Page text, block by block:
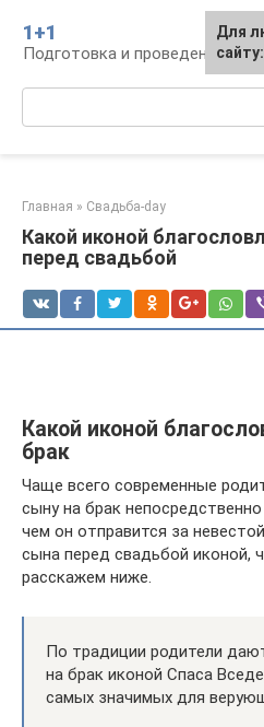
контенту
1+1
Подготовка и проведение
Главная » Свадьба-day
Какой иконой
перед свадьбой
Какой иконой
брак
Чаще всего современные
сыну на брак
чем он отправится за
сына перед свадьбой иконой,
расскажем ниже.
По традиции родители
на брак иконой Спаса
самых значимых для
Для